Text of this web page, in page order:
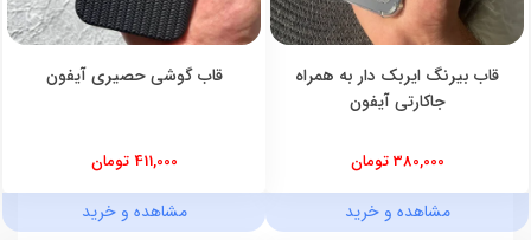
قاب بیرنگ ایربک دار به همراه
جاکارتی آیفون
380,000 تومان
مشاهده و خرید
قاب گوشی حصیری آیفون
411,000 تومان
مشاهده و خرید